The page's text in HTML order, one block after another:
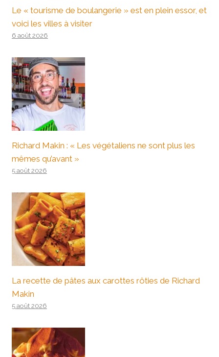
Le « tourisme de boulangerie » est en plein essor, et
voici les villes à visiter
6 août 2026
Richard Makin : « Les végétaliens ne sont plus les
mêmes qu’avant »
5 août 2026
La recette de pâtes aux carottes rôties de Richard
Makin
5 août 2026